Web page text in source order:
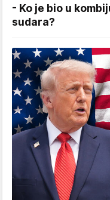
- Ko je bio u
sudara?